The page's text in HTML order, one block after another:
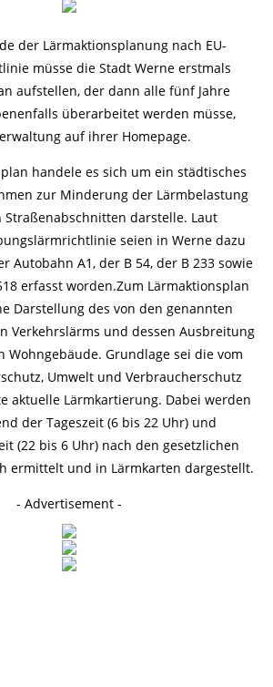
der Lärmaktionsplanung nach EU-
müsse die Stadt Werne erstmals
aufstellen, der dann alle fünf Jahre
überarbeitet werden müsse,
auf ihrer Homepage.
handele es sich um ein städtisches
zur Minderung der Lärmbelastung
darstelle. Laut
seien in Werne dazu
Autobahn A1, der B 54, der B 233 sowie
erfasst worden.Zum Lärmaktionsplan
Darstellung des von den genannten
Verkehrslärms und dessen Ausbreitung
Wohngebäude. Grundlage sei die vom
Umwelt und Verbraucherschutz
aktuelle Lärmkartierung. Dabei werden
der Tageszeit (6 bis 22 Uhr) und
(22 bis 6 Uhr) nach den gesetzlichen
ermittelt und in Lärmkarten dargestellt.
- Advertisement -